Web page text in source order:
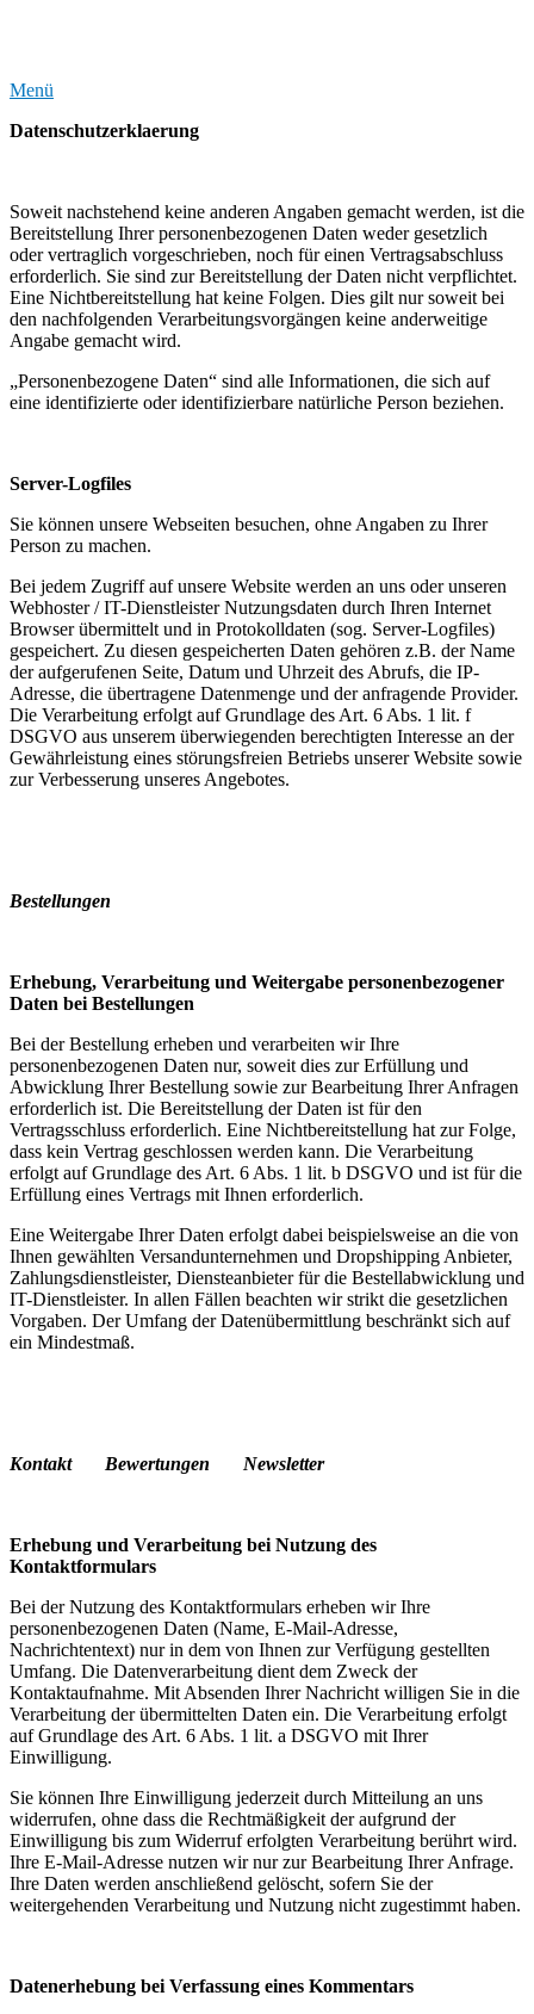
Menü
Datenschutzerklaerung
Soweit nachstehend keine anderen Angaben gemacht werden, ist die
Bereitstellung Ihrer personenbezogenen Daten weder gesetzlich
oder vertraglich vorgeschrieben, noch für einen Vertragsabschluss
erforderlich. Sie sind zur Bereitstellung der Daten nicht verpflichtet.
Eine Nichtbereitstellung hat keine Folgen. Dies gilt nur soweit bei
den nachfolgenden Verarbeitungsvorgängen keine anderweitige
Angabe gemacht wird.
„Personenbezogene Daten“ sind alle Informationen, die sich auf
eine identifizierte oder identifizierbare natürliche Person beziehen.
Server-Logfiles
Sie können unsere Webseiten besuchen, ohne Angaben zu Ihrer
Person zu machen.
Bei jedem Zugriff auf unsere Website werden an uns oder unseren
Webhoster / IT-Dienstleister Nutzungsdaten durch Ihren Internet
Browser übermittelt und in Protokolldaten (sog. Server-Logfiles)
gespeichert. Zu diesen gespeicherten Daten gehören z.B. der Name
der aufgerufenen Seite, Datum und Uhrzeit des Abrufs, die IP-
Adresse, die übertragene Datenmenge und der anfragende Provider.
Die Verarbeitung erfolgt auf Grundlage des Art. 6 Abs. 1 lit. f
DSGVO aus unserem überwiegenden berechtigten Interesse an der
Gewährleistung eines störungsfreien Betriebs unserer Website sowie
zur Verbesserung unseres Angebotes.
Bestellungen
Erhebung, Verarbeitung und Weitergabe personenbezogener
Daten bei Bestellungen
Bei der Bestellung erheben und verarbeiten wir Ihre
personenbezogenen Daten nur, soweit dies zur Erfüllung und
Abwicklung Ihrer Bestellung sowie zur Bearbeitung Ihrer Anfragen
erforderlich ist. Die Bereitstellung der Daten ist für den
Vertragsschluss erforderlich. Eine Nichtbereitstellung hat zur Folge,
dass kein Vertrag geschlossen werden kann. Die Verarbeitung
erfolgt auf Grundlage des Art. 6 Abs. 1 lit. b DSGVO und ist für die
Erfüllung eines Vertrags mit Ihnen erforderlich.
Eine Weitergabe Ihrer Daten erfolgt dabei beispielsweise an die von
Ihnen gewählten Versandunternehmen und Dropshipping Anbieter,
Zahlungsdienstleister, Diensteanbieter für die Bestellabwicklung und
IT-Dienstleister. In allen Fällen beachten wir strikt die gesetzlichen
Vorgaben. Der Umfang der Datenübermittlung beschränkt sich auf
ein Mindestmaß.
Kontakt Bewertungen Newsletter
Erhebung und Verarbeitung bei Nutzung des
Kontaktformulars
Bei der Nutzung des Kontaktformulars erheben wir Ihre
personenbezogenen Daten (Name, E-Mail-Adresse,
Nachrichtentext) nur in dem von Ihnen zur Verfügung gestellten
Umfang. Die Datenverarbeitung dient dem Zweck der
Kontaktaufnahme. Mit Absenden Ihrer Nachricht willigen Sie in die
Verarbeitung der übermittelten Daten ein. Die Verarbeitung erfolgt
auf Grundlage des Art. 6 Abs. 1 lit. a DSGVO mit Ihrer
Einwilligung.
Sie können Ihre Einwilligung jederzeit durch Mitteilung an uns
widerrufen, ohne dass die Rechtmäßigkeit der aufgrund der
Einwilligung bis zum Widerruf erfolgten Verarbeitung berührt wird.
Ihre E-Mail-Adresse nutzen wir nur zur Bearbeitung Ihrer Anfrage.
Ihre Daten werden anschließend gelöscht, sofern Sie der
weitergehenden Verarbeitung und Nutzung nicht zugestimmt haben.
Datenerhebung bei Verfassung eines Kommentars